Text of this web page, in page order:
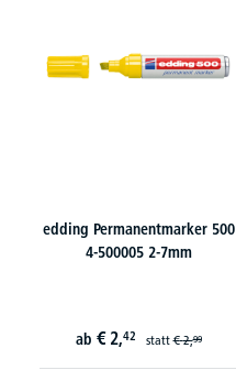
edding Permanentmarker 500
4-500005 2-7mm
ab € 2,42 statt€ 2,99